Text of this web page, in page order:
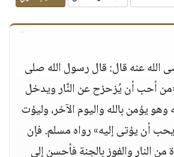
الله عنه قال: قال رسول الله صلى
أحب أن يُزحزح عن النَّار ويدخل
وهو يؤمن بالله واليوم الآخر، وليؤت
أن يؤتى إليه» رواه مسلم. فإن
النار والفوز بالجنة فأحسن إلى